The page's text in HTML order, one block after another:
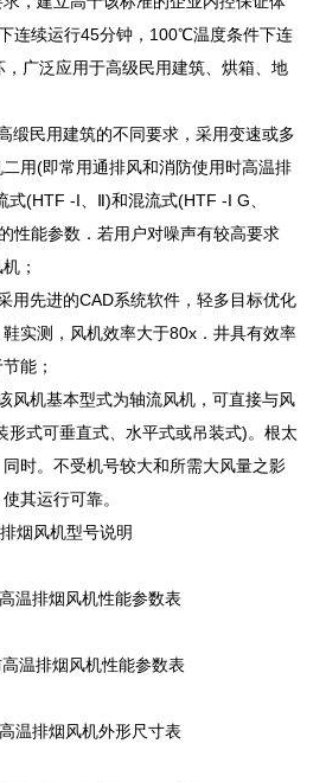
连续运行45分钟，100℃温度条件下连
广泛应用于高级民用建筑、烘箱、地
缎民用建筑的不同要求，采用变速或多
用(即常用通排风和消防使用时高温排
式(HTF -I、Ⅱ)和混流式(HTF -I G、
性能参数．若用户对噪声有较高要求
；
用先进的CAD系统软件，轻多目标优化
实测，风机效率大于80x．井具有效率
能；
风机基本型式为轴流风机，可直接与风
形式可垂直式、水平式或吊装式)。根太
时。不受机号较大和所需大风量之影
其运行可靠。
烟风机型号说明
温排烟风机性能参数表
温排烟风机性能参数表
温排烟风机外形尺寸表